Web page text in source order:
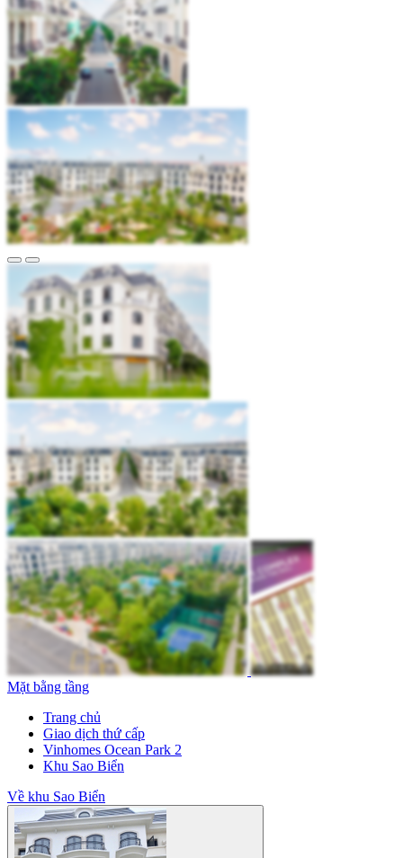
Mặt bằng tầng
Trang chủ
Giao dịch thứ cấp
Vinhomes Ocean Park 2
Khu Sao Biển
Về khu Sao Biển